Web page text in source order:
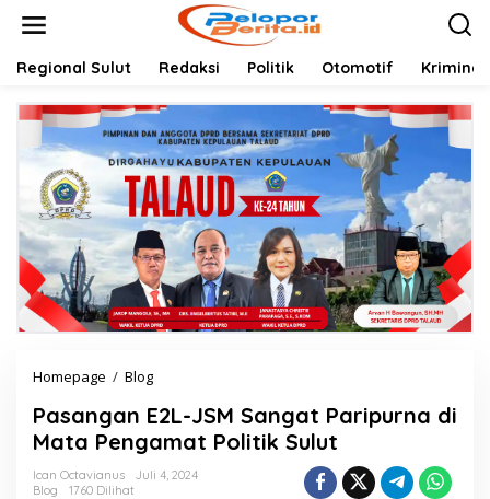
Regional Sulut Redaksi Politik Otomotif Kriminal
Homepage / BlogPasangan
JSM
Sangat
Paripurna
di
Pasangan E2L-JSM Sangat Paripurna di
Mata Pengamat Politik Sulut
Ican Octavianus
Juli 4, 2024
Blog
1760 Dilihat